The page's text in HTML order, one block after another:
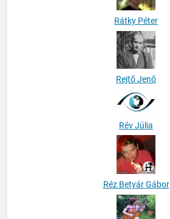
Rátky Péter
Rejtő Jenő
Rév Júlia
Réz Betyár Gábor